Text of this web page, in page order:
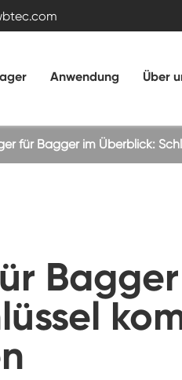
Schwenk
Schwenk lager
Anwendung Über
für Bagger im Überblick: